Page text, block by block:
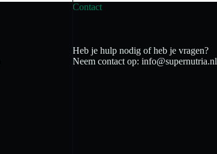
Contact
Heb je hulp nodig of heb je vragen?
Neem contact op: info@supernutria.nl